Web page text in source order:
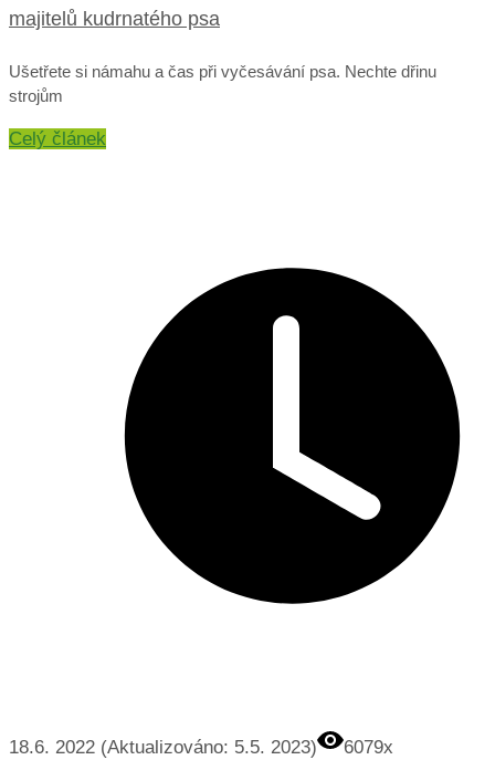
majitelů kudrnatého psa
Ušetřete si námahu a čas při vyčesávání psa. Nechte dřinu
strojům
Celý článek
18.6. 2022 (Aktualizováno: 5.5. 2023) 6079x